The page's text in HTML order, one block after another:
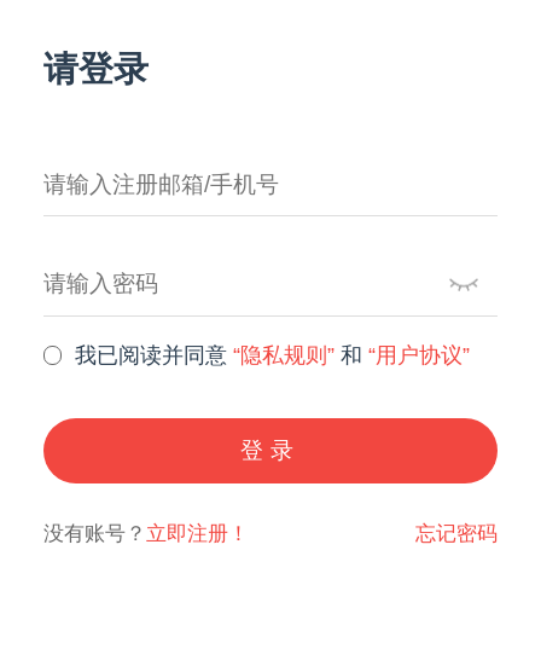
请登录
我已阅读并同意“隐私规则” 和“用户协议”
登录
没有账号？ 立即注册！ 忘记密码